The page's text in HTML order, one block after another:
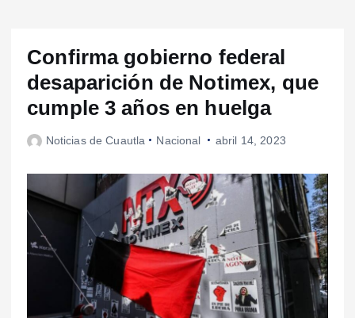
Confirma gobierno federal
desaparición de Notimex, que
cumple 3 años en huelga
Noticias de Cuautla Nacional abril 14, 2023